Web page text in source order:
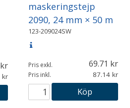
maskeringstejp
2090, 24 mm × 50 m
123-209024SW
Pris exkl. 69.71
Pris inkl. 87.14
Köp